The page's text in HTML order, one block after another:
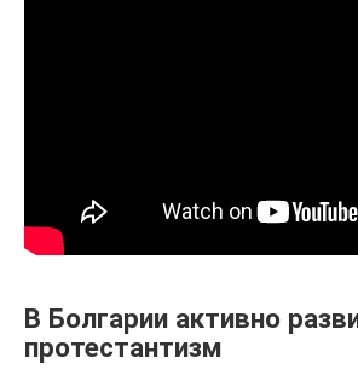
В Болгарии активно
протестантизм